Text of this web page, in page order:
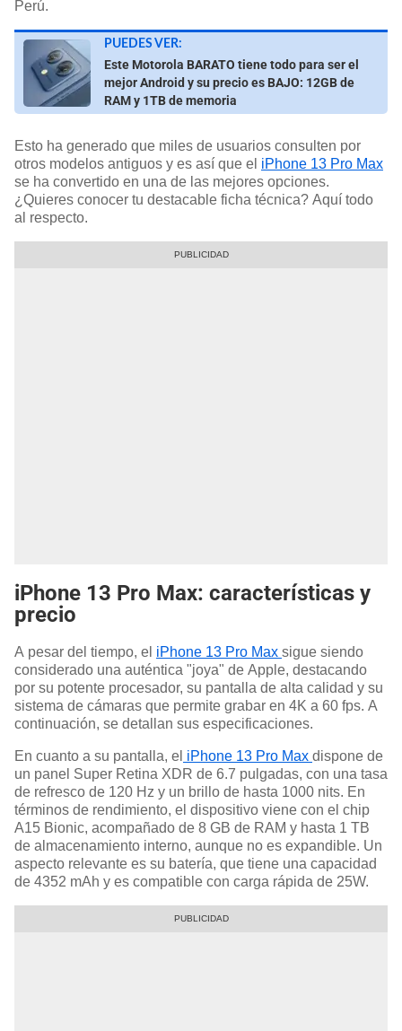
Perú.
PUEDES VER:
Este Motorola BARATO tiene todo para ser el
mejor Android y su precio es BAJO: 12GB de
RAM y 1TB de memoria
Esto ha generado que miles de usuarios consulten por
otros modelos antiguos y es así que el iPhone 13 Pro Max
se ha convertido en una de las mejores opciones.
¿Quieres conocer tu destacable ficha técnica? Aquí todo
al respecto.
iPhone 13 Pro Max: características y
precio
A pesar del tiempo, el iPhone 13 Pro Max sigue siendo
considerado una auténtica "joya" de Apple, destacando
por su potente procesador, su pantalla de alta calidad y su
sistema de cámaras que permite grabar en 4K a 60 fps. A
continuación, se detallan sus especificaciones.
En cuanto a su pantalla, el iPhone 13 Pro Max dispone de
un panel Super Retina XDR de 6.7 pulgadas, con una tasa
de refresco de 120 Hz y un brillo de hasta 1000 nits. En
términos de rendimiento, el dispositivo viene con el chip
A15 Bionic, acompañado de 8 GB de RAM y hasta 1 TB
de almacenamiento interno, aunque no es expandible. Un
aspecto relevante es su batería, que tiene una capacidad
de 4352 mAh y es compatible con carga rápida de 25W.